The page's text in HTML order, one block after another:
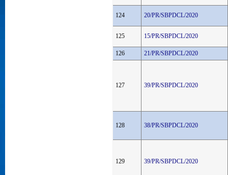
124 20/PR/SBPDCL/2020
125 15/PR/SBPDCL/2020
126 21/PR/SBPDCL/2020
127 39/PR/SBPDCL/2020
128 38/PR/SBPDCL/2020
129 39/PR/SBPDCL/2020